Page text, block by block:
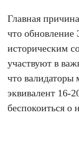
Главная
что обновление
историческим
участвуют в
что валидаторы
эквивалент 16-
беспокоиться о